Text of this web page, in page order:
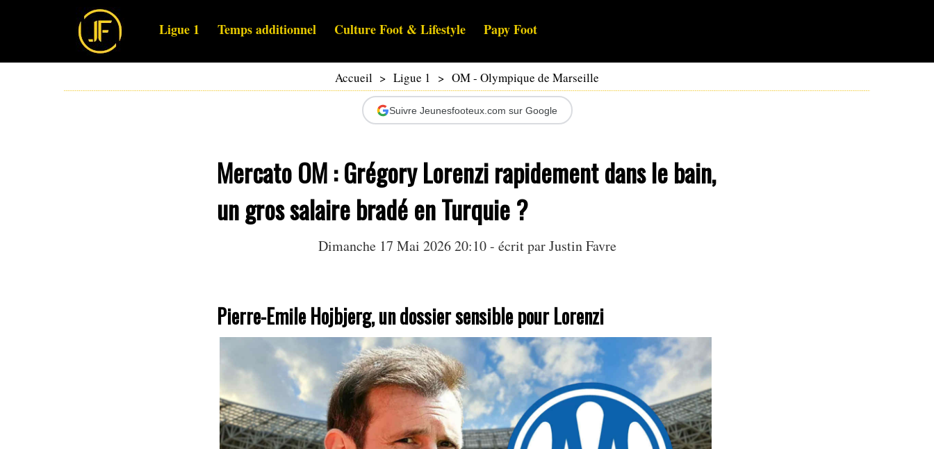
Ligue 1 Temps additionnel Culture Foot & Lifestyle Papy Foot
Accueil > Ligue 1 > OM - Olympique de Marseille
Suivre Jeunesfooteux.com sur Google
Mercato OM : Grégory Lorenzi rapidement dans le bain,
un gros salaire bradé en Turquie ?
Dimanche 17 Mai 2026 20:10 - écrit parJustin Favre
Pierre-Emile Hojbjerg, un dossier sensible pour Lorenzi